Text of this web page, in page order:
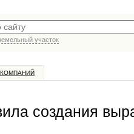
участок
КОМПАНИЙ
создания